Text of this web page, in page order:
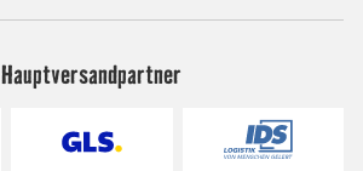
Hauptversandpartner